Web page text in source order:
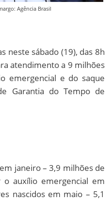
Agência Brasil
neste sábado (19), das 8h
atendimento a 9 milhões
emergencial e do saque
Garantia do Tempo de
janeiro – 3,9 milhões de
o auxílio emergencial em
nascidos em maio – 5,1